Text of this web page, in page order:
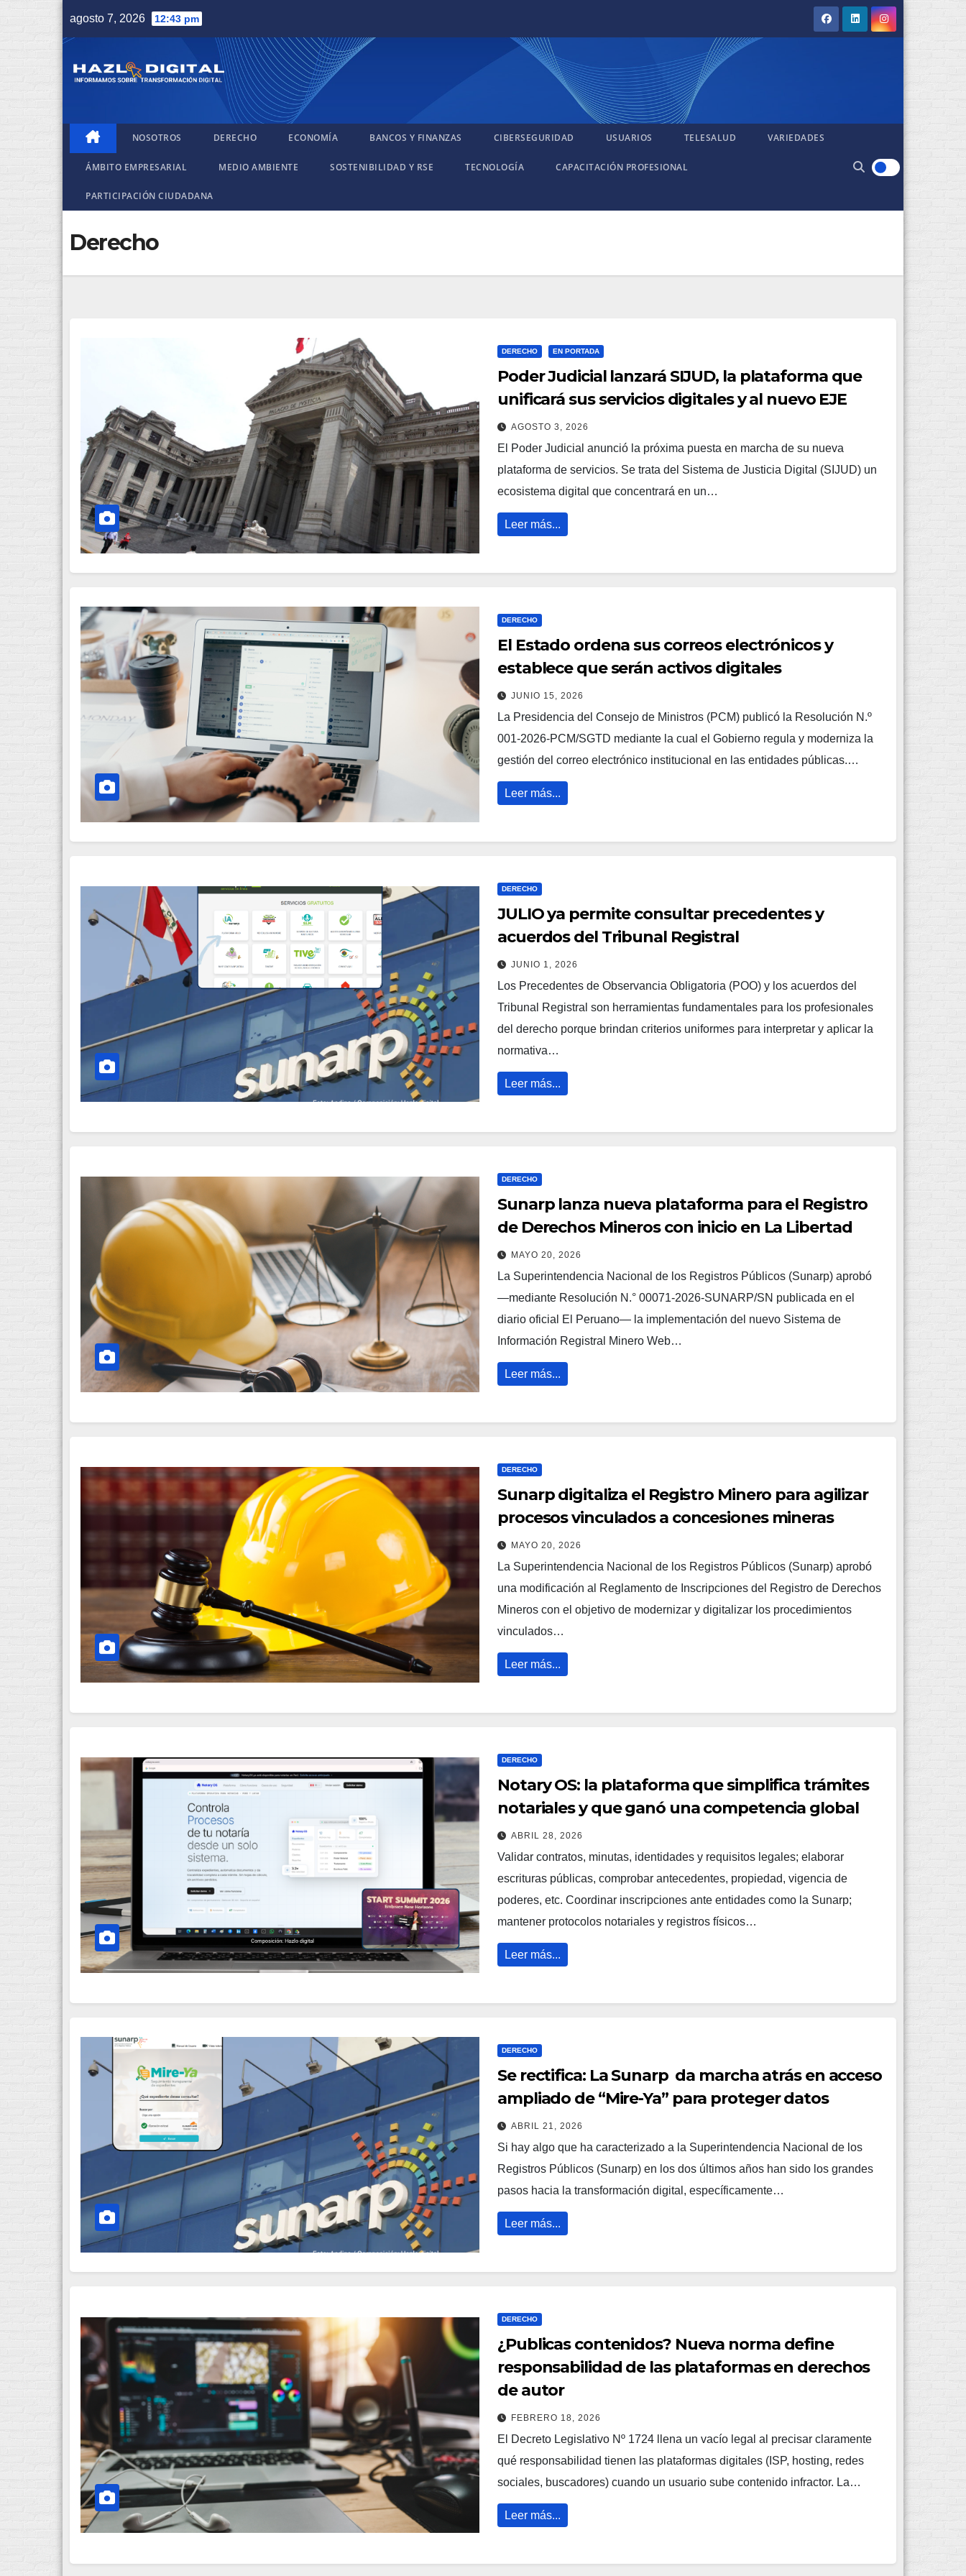
agosto 7, 2026 12:43 pm
NOSOTROS DERECHO ECONOMÍA BANCOS Y FINANZAS CIBERSEGURIDAD USUARIOS TELESALUD VARIEDADES
ÁMBITO EMPRESARIAL MEDIO AMBIENTE SOSTENIBILIDAD Y RSE TECNOLOGÍA CAPACITACIÓN PROFESIONAL
PARTICIPACIÓN CIUDADANA
Derecho
DERECHO EN PORTADA
Poder Judicial lanzará SIJUD, la plataforma que
unificará sus servicios digitales y al nuevo EJE
AGOSTO 3, 2026
El Poder Judicial anunció la próxima puesta en marcha de su nueva
plataforma de servicios. Se trata del Sistema de Justicia Digital (SIJUD) un
ecosistema digital que concentrará en un…
Leer más...
DERECHO
El Estado ordena sus correos electrónicos y
establece que serán activos digitales
JUNIO 15, 2026
La Presidencia del Consejo de Ministros (PCM) publicó la Resolución N.º
001-2026-PCM/SGTD mediante la cual el Gobierno regula y moderniza la
gestión del correo electrónico institucional en las entidades públicas.…
Leer más...
DERECHO
JULIO ya permite consultar precedentes y
acuerdos del Tribunal Registral
JUNIO 1, 2026
Los Precedentes de Observancia Obligatoria (POO) y los acuerdos del
Tribunal Registral son herramientas fundamentales para los profesionales
del derecho porque brindan criterios uniformes para interpretar y aplicar la
normativa…
Leer más...
DERECHO
Sunarp lanza nueva plataforma para el Registro
de Derechos Mineros con inicio en La Libertad
MAYO 20, 2026
La Superintendencia Nacional de los Registros Públicos (Sunarp) aprobó 
—mediante Resolución N.° 00071-2026-SUNARP/SN publicada en el
diario oficial El Peruano— la implementación del nuevo Sistema de
Información Registral Minero Web…
Leer más...
DERECHO
Sunarp digitaliza el Registro Minero para agilizar
procesos vinculados a concesiones mineras
MAYO 20, 2026
La Superintendencia Nacional de los Registros Públicos (Sunarp) aprobó
una modificación al Reglamento de Inscripciones del Registro de Derechos
Mineros con el objetivo de modernizar y digitalizar los procedimientos
vinculados…
Leer más...
DERECHO
Notary OS: la plataforma que simplifica trámites
notariales y que ganó una competencia global
ABRIL 28, 2026
Validar contratos, minutas, identidades y requisitos legales; elaborar
escrituras públicas, comprobar antecedentes, propiedad, vigencia de
poderes, etc. Coordinar inscripciones ante entidades como la Sunarp;
mantener protocolos notariales y registros físicos…
Leer más...
DERECHO
Se rectifica: La Sunarp da marcha atrás en acceso
ampliado de “Mire-Ya” para proteger datos
ABRIL 21, 2026
Si hay algo que ha caracterizado a la Superintendencia Nacional de los
Registros Públicos (Sunarp) en los dos últimos años han sido los grandes
pasos hacia la transformación digital, específicamente…
Leer más...
DERECHO
¿Publicas contenidos? Nueva norma define
responsabilidad de las plataformas en derechos
de autor
FEBRERO 18, 2026
El Decreto Legislativo Nº 1724 llena un vacío legal al precisar claramente
qué responsabilidad tienen las plataformas digitales (ISP, hosting, redes
sociales, buscadores) cuando un usuario sube contenido infractor. La…
Leer más...